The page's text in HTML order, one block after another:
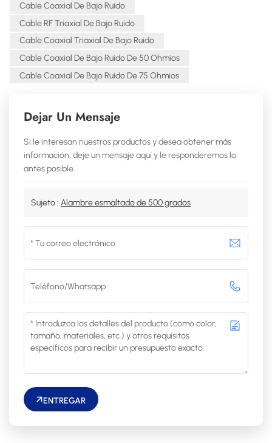
Cable Coaxial De Bajo Ruido
Cable RF Triaxial De Bajo Ruido
Cable Coaxial Triaxial De Bajo Ruido
Cable Coaxial De Bajo Ruido De 50 Ohmios
Cable Coaxial De Bajo Ruido De 75 Ohmios
Dejar Un Mensaje
Si le interesan nuestros productos y desea obtener más
información, deje un mensaje aquí y le responderemos lo
antes posible.
Sujeto : Alambre esmaltado de 500 grados
ENTREGAR